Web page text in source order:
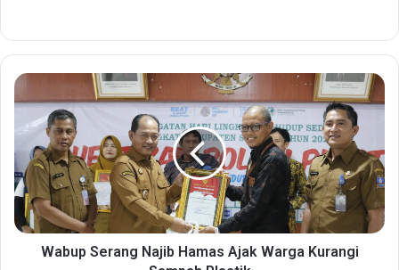
W
a
u
p
S
e
r
a
Wabup Serang Najib Hamas Ajak Warga Kurangi